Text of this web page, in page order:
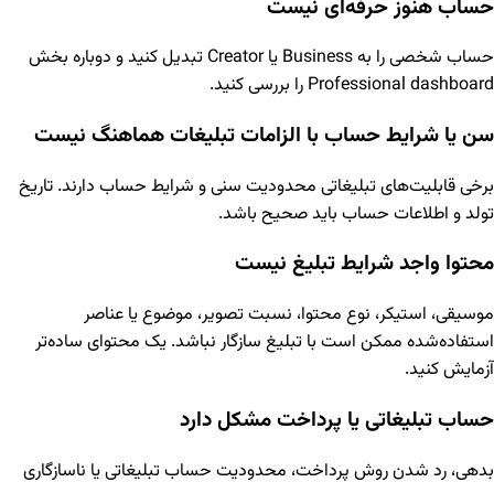
حساب هنوز حرفه‌ای نیست
حساب شخصی را به Business یا Creator تبدیل کنید و دوباره بخش
Professional dashboard را بررسی کنید.
سن یا شرایط حساب با الزامات تبلیغات هماهنگ نیست
برخی قابلیت‌های تبلیغاتی محدودیت سنی و شرایط حساب دارند. تاریخ
تولد و اطلاعات حساب باید صحیح باشد.
محتوا واجد شرایط تبلیغ نیست
موسیقی، استیکر، نوع محتوا، نسبت تصویر، موضوع یا عناصر
استفاده‌شده ممکن است با تبلیغ سازگار نباشد. یک محتوای ساده‌تر
آزمایش کنید.
حساب تبلیغاتی یا پرداخت مشکل دارد
بدهی، رد شدن روش پرداخت، محدودیت حساب تبلیغاتی یا ناسازگاری